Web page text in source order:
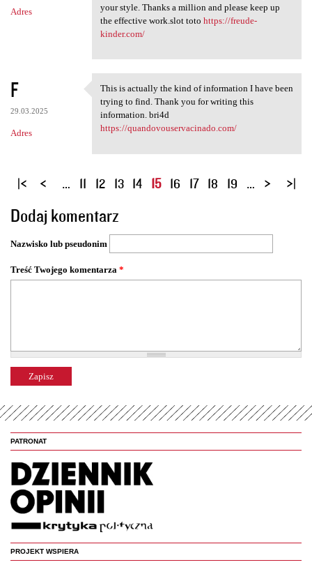
Adres
your style. Thanks a million and please keep up
the effective work.slot toto https://freude-
kinder.com/
F
29.03.2025
Adres
This is actually the kind of
This is actually the kind of information I have been
trying to find. Thank you for writing this
information. bri4d
https://quandovouservacinado.com/
S
r
o
n
y
… 11 12 13 14 15 16 17 18 19 …
Dodaj komentarz
Nazwisko lub pseudonim
Treść Twojego komentarza *
PATRONAT
PROJEKT WSPIERA